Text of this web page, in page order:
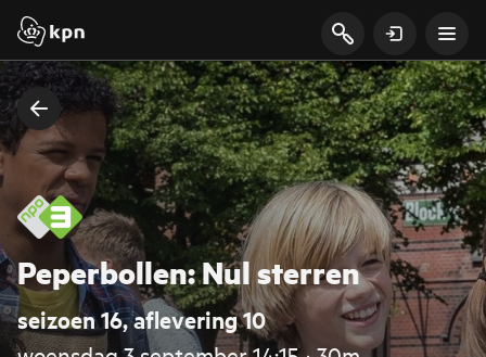
Peperbollen: Nul sterren
seizoen 16, aflevering 10